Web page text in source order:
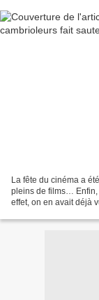
La fête du cinéma a
pleins de films…
effet, on en avait déjà